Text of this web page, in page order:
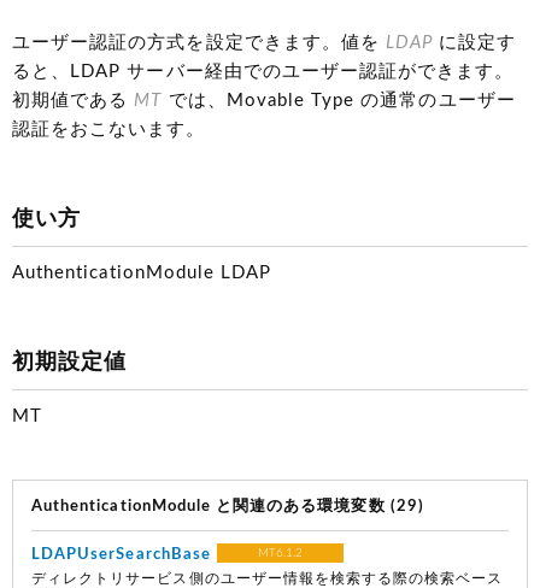
ユーザー認証の方式を設定できます。値を LDAP に設定す
ると、LDAP サーバー経由でのユーザー認証ができます。
初期値である MT
では、Movable Type の通常のユーザー
認証をおこないます。
使い方
AuthenticationModule LDAP
初期設定値
MT
AuthenticationModule と関連のある環境変数 (29)
LDAPUserSearchBase MT6.1.2
ディレクトリサービス側のユーザー情報を検索する際の検索ベース